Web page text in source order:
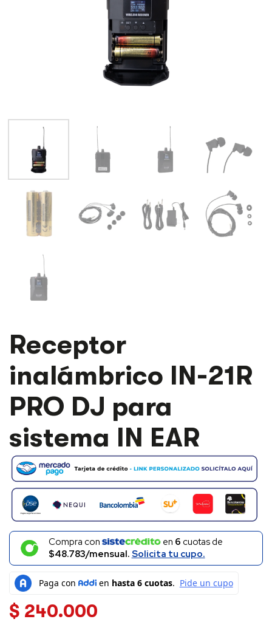
Receptor
inalámbrico IN-21R
PRO DJ para
sistema IN EAR
Compra con en 6 cuotas de
$48.783/mensual. Solicita tu cupo.
$ 240.000
RECEPTOR
INALÁMBRICO
IN-
21R
PARA
SISTEMA
EAR
CANTIDAD